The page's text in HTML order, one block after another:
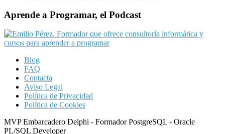
Aprende a Programar, el Podcast
Blog
FAQ
Contacta
Aviso Legal
Política de Privacidad
Política de Cookies
MVP Embarcadero Delphi - Formador PostgreSQL - Oracle
PL/SQL Developer